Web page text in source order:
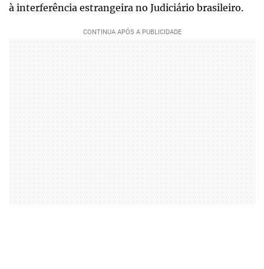
à interferência estrangeira no Judiciário brasileiro.